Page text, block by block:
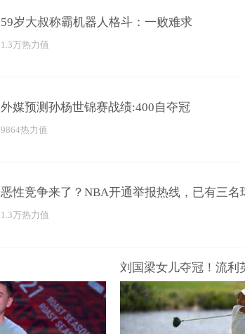
59岁大叔称霸机器人格斗：一败难求
1.3万热力值
外媒预测孙杨世锦赛战绩:400自夺冠
9864热力值
恶性竞争来了？NBA开通举报热线，已有三名
1.3万热力值
刘国梁女儿夺冠！流利